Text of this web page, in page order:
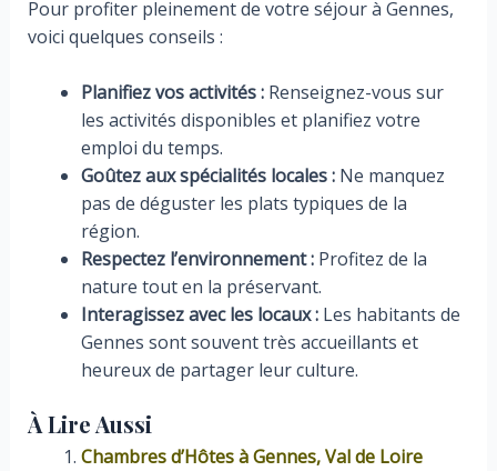
Pour profiter pleinement de votre séjour à Gennes,
voici quelques conseils :
Planifiez vos activités :Renseignez-vous sur
les activités disponibles et planifiez votre
emploi du temps.
Goûtez aux spécialités locales :Ne manquez
pas de déguster les plats typiques de la
région.
Respectez l’environnement :Profitez de la
nature tout en la préservant.
Interagissez avec les locaux :Les habitants de
Gennes sont souvent très accueillants et
heureux de partager leur culture.
À Lire Aussi
Chambres d’Hôtes à Gennes, Val de Loire